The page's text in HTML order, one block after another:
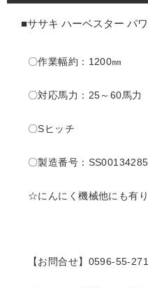
■ササキ ハーベスター パ
〇作業幅約：1200㎜
〇対応馬力：25～60馬力
〇Sヒッチ
〇製造番号：SS00134285
☆にんにく機械他にも有り
【お問合せ】0596-55-